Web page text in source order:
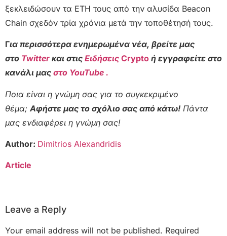
ξεκλειδώσουν τα ETH τους από την αλυσίδα Beacon
Chain σχεδόν τρία χρόνια μετά την τοποθέτησή τους.
Για περισσότερα ενημερωμένα νέα, βρείτε μας
στο Twitter και στις Ειδήσεις Crypto ή εγγραφείτε στο
κανάλι μας στο YouTube .
Ποια είναι η γνώμη σας για το συγκεκριμένο
θέμα; Αφήστε μας το σχόλιο σας από κάτω! Πάντα
μας ενδιαφέρει η γνώμη σας!
Author: Dimitrios Alexandridis
Article
Leave a Reply
Your email address will not be published. Required